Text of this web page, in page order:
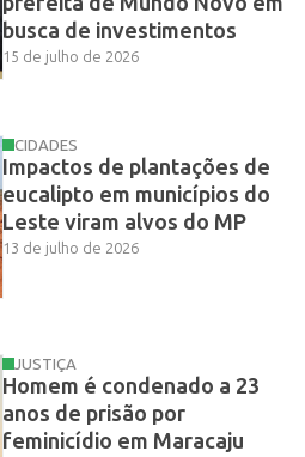
busca de investimentos
15 de julho de 2026
CIDADES
Impactos de plantações de
eucalipto em municípios do
Leste viram alvos do MP
13 de julho de 2026
JUSTIÇA
Homem é condenado a 23
anos de prisão por
feminicídio em Maracaju